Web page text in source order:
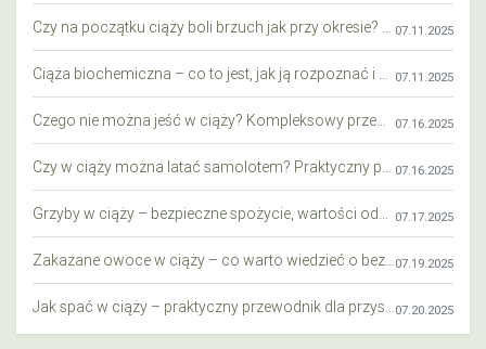
07.11.2025
07.11.2025
07.16.2025
07.16.2025
07.17.2025
07.19.2025
07.20.2025